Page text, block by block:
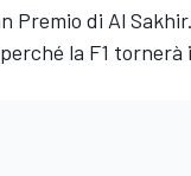
Premio di Al
la F1 tornerà